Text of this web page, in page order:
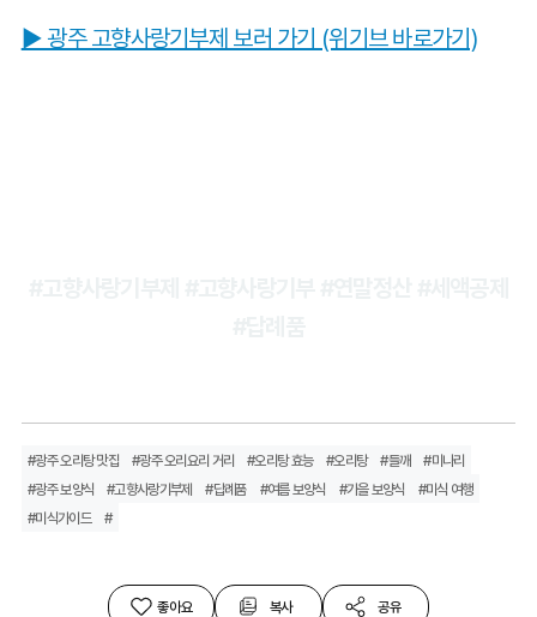
▶︎ 광주 고향사랑기부제 보러 가기 (위기브 바로가기)
#광주 오리탕 맛집 #광주 오리요리 거리 #오리탕 효능 #오리탕 #들깨
#미나리
#광주 보양식
#고향사랑기부제 #답례품 #여름 보양식 #가을 보양식
#미식 여행
#미식가이드
#
좋아요 복사 공유